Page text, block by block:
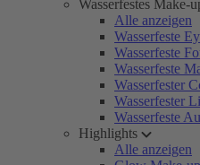
Wasserfestes Make-
Alle anzeigen
Wasserfeste
Wasserfeste
Wasserfeste
Wasserfester
Wasserfester
Wasserfeste
Highlights
Alle anzeigen